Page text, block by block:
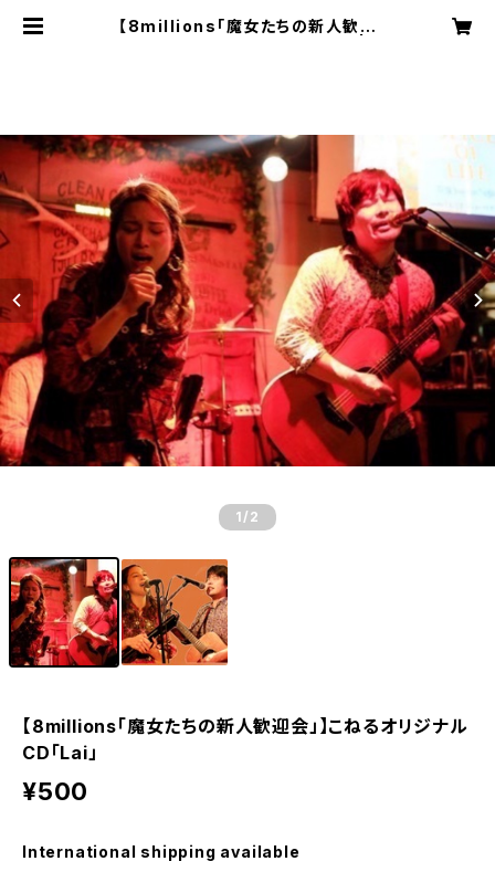
【8millions「魔女たちの新人歓迎
1 /2
【8millions「魔女たちの新人歓迎会」】こねるオリジナル
CD「Lai」
¥500
International shipping available